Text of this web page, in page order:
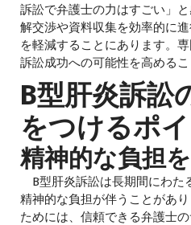
訴訟で弁護士の力はすごい」
解交渉や資料収集を効率的に
を軽減することにあります。
訴訟成功への可能性を高めるこ
B型肝炎訴訟
をつけるポ
精神的な負担
B型肝炎訴訟は長期間にわた
精神的な負担が伴うことがあ
ためには、信頼できる弁護士